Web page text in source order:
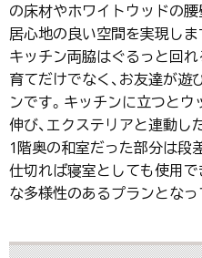
の床材やホワイトウッドの腰
居心地の良い空間を実現しま
キッチン両脇はぐるっと回
育てだけでなく、お友達が
ンです。キッチンに立つと
伸び、エクステリアと連動し
1階奥の和室だった部分は段
仕切れば寝室としても使用で
な多様性のあるプランとなっ